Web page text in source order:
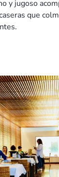
y jugoso
que